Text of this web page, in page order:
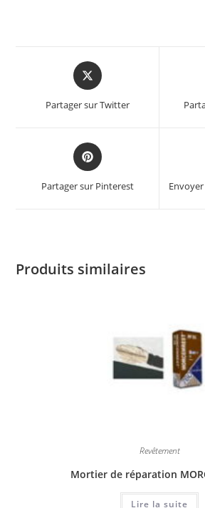
Partager sur Twitter
Partager sur Pinterest
Produits similaires
Revêtement
Mortier de réparation
Lire la suite